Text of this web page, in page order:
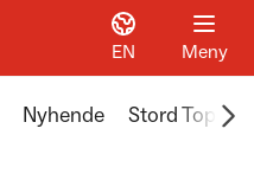
EN Meny
Nyhende Stord Topp 8